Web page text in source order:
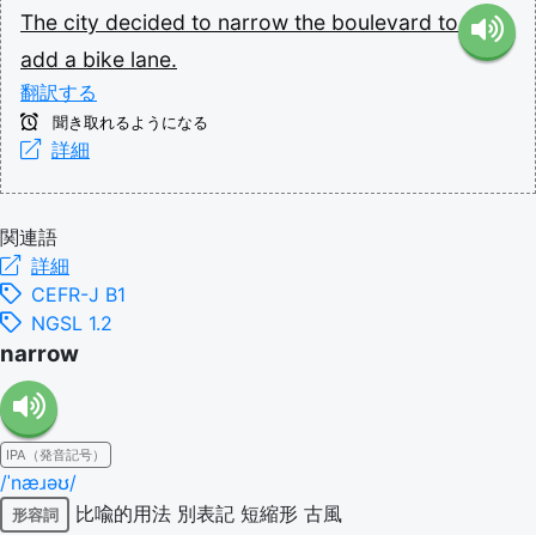
The city decided to narrow the boulevard to
add a bike lane.
翻訳する
聞き取れるようになる
詳細
関連語
詳細
CEFR-J B1
NGSL 1.2
narrow
IPA（発音記号）
/ˈnæɹəʊ/
形容詞 比喩的用法 別表記 短縮形 古風